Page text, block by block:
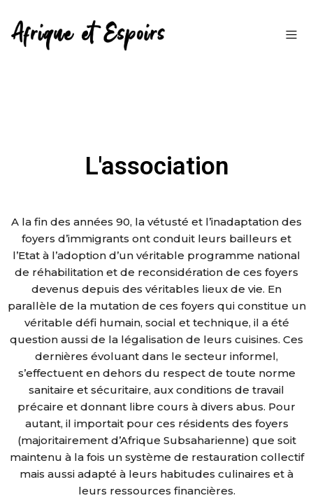
L'association
A la fin des années 90, la vétusté et l’inadaptation des
foyers d’immigrants ont conduit leurs bailleurs et
l’Etat à l’adoption d’un véritable programme national
de réhabilitation et de reconsidération de ces foyers
devenus depuis des véritables lieux de vie. En
parallèle de la mutation de ces foyers qui constitue un
véritable défi humain, social et technique, il a été
question aussi de la légalisation de leurs cuisines. Ces
dernières évoluant dans le secteur informel,
s’effectuent en dehors du respect de toute norme
sanitaire et sécuritaire, aux conditions de travail
précaire et donnant libre cours à divers abus. Pour
autant, il importait pour ces résidents des foyers
(majoritairement d’Afrique Subsaharienne) que soit
maintenu à la fois un système de restauration collectif
mais aussi adapté à leurs habitudes culinaires et à
leurs ressources financières.